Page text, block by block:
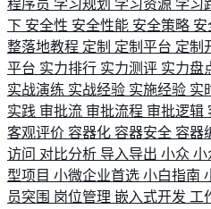
程序员 学习规划 学习资源 学习
下 安全性 安全性能 安全策略 安
整落地教程 定制 定制平台 定制
平台 实力排行 实力测评 实力盘
实战演练 实战经验 实施经验 实
实践 审批流 审批流程 审批逻辑
客观评价 容器化 容器安全 容器
访问 对比分析 导入导出 小众 小
型项目 小微企业首选 小白指南
员突围 岗位管理 嵌入式开发 工